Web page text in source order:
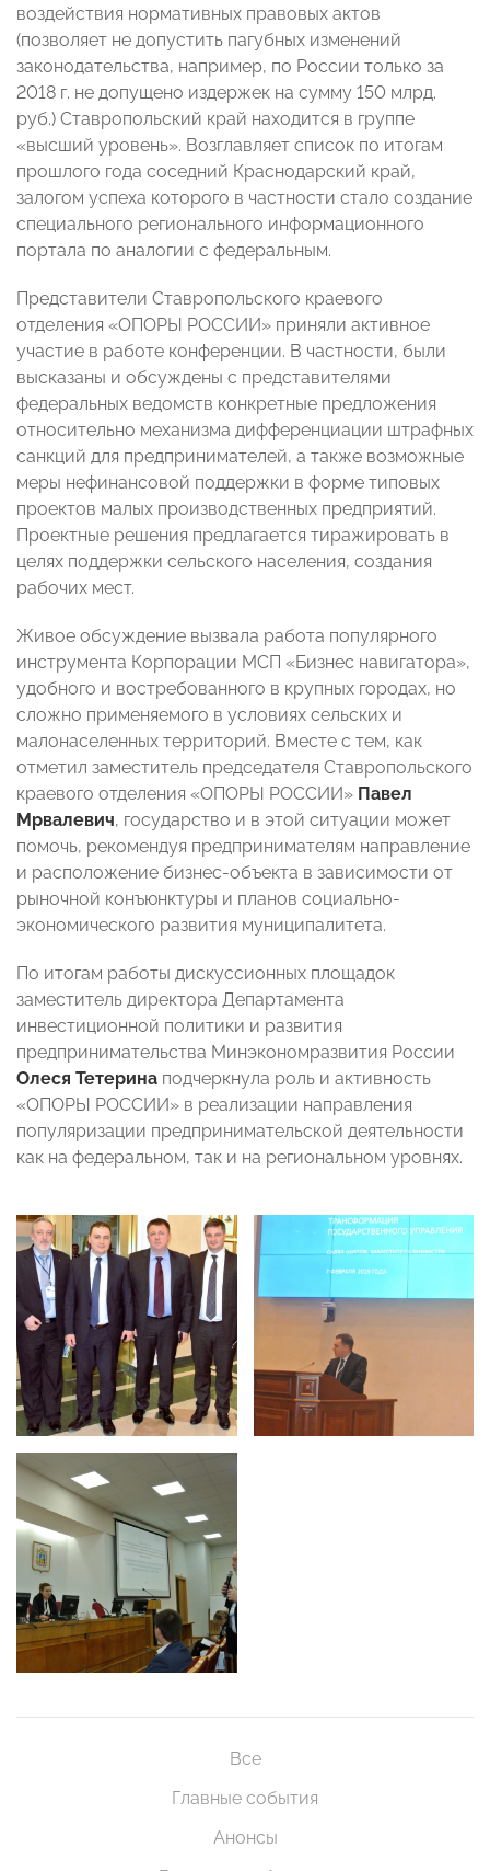
воздействия нормативных правовых актов
(позволяет не допустить пагубных изменений
законодательства, например, по России только за
2018 г. не допущено издержек на сумму 150 млрд.
руб.) Ставропольский край находится в группе
«высший уровень». Возглавляет список по итогам
прошлого года соседний Краснодарский край,
залогом успеха которого в частности стало создание
специального регионального информационного
портала по аналогии с федеральным.
Представители Ставропольского краевого
отделения «ОПОРЫ РОССИИ» приняли активное
участие в работе конференции. В частности, были
высказаны и обсуждены с представителями
федеральных ведомств конкретные предложения
относительно механизма дифференциации штрафных
санкций для предпринимателей, а также возможные
меры нефинансовой поддержки в форме типовых
проектов малых производственных предприятий.
Проектные решения предлагается тиражировать в
целях поддержки сельского населения, создания
рабочих мест.
Живое обсуждение вызвала работа популярного
инструмента Корпорации МСП «Бизнес навигатора»,
удобного и востребованного в крупных городах, но
сложно применяемого в условиях сельских и
малонаселенных территорий. Вместе с тем, как
отметил заместитель председателя Ставропольского
краевого отделения «ОПОРЫ РОССИИ» Павел
Мрвалевич, государство и в этой ситуации может
помочь, рекомендуя предпринимателям направление
и расположение бизнес-объекта в зависимости от
рыночной конъюнктуры и планов социально-
экономического развития муниципалитета.
По итогам работы дискуссионных площадок
заместитель директора Департамента
инвестиционной политики и развития
предпринимательства Минэкономразвития России
Олеся Тетерина подчеркнула роль и активность
«ОПОРЫ РОССИИ» в реализации направления
популяризации предпринимательской деятельности
как на федеральном, так и на региональном уровнях.
Все
Главные события
Анонсы